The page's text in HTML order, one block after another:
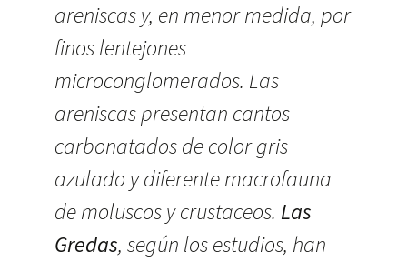
areniscas y, en menor medida, por
finos lentejones
microconglomerados. Las
areniscas presentan cantos
carbonatados de color gris
azulado y diferente macrofauna
de moluscos y crustaceos. Las
Gredas, según los estudios, han